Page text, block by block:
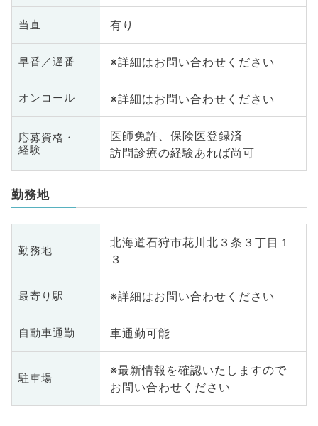
当直 有り
早番／遅番 ※詳細はお問い合わせください
オンコール ※詳細はお問い合わせください
応募資格・
経験
医師免許、保険医登録済
訪問診療の経験あれば尚可
勤務地
勤務地
北海道石狩市花川北３条３丁目１
３
最寄り駅 ※詳細はお問い合わせください
自動車通勤 車通勤可能
駐車場
※最新情報を確認いたしますので
お問い合わせください